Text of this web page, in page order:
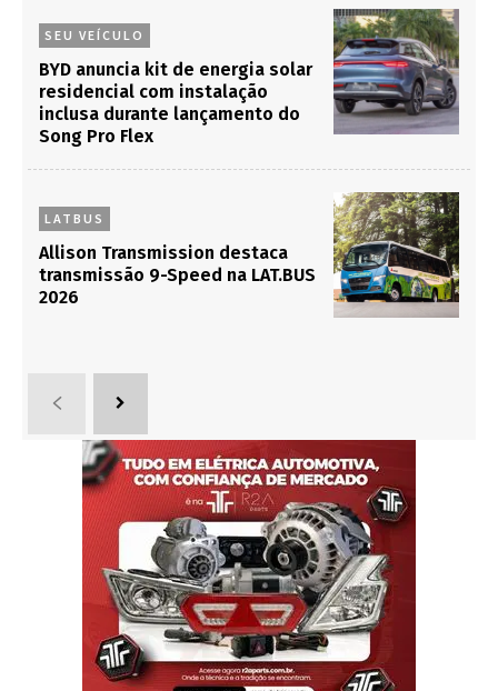
SEU VEÍCULO
BYD anuncia kit de energia solar
residencial com instalação
inclusa durante lançamento do
Song Pro Flex
LATBUS
Allison Transmission destaca
transmissão 9-Speed na LAT.BUS
2026